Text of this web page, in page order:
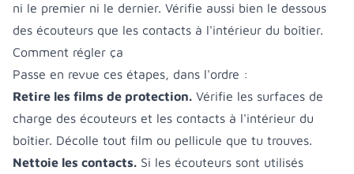
ni le premier ni le dernier. Vérifie aussi bien le dessous
des écouteurs que les contacts à l'intérieur du boîtier.
Comment régler ça
Passe en revue ces étapes, dans l'ordre :
Retire les films de protection. Vérifie les surfaces de
charge des écouteurs et les contacts à l'intérieur du
boîtier. Décolle tout film ou pellicule que tu trouves.
Nettoie les contacts. Si les écouteurs sont utilisés